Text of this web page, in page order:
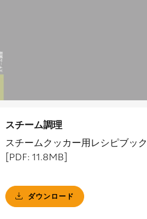
スチーム調理
スチームクッカー用レシピブック
[PDF: 11.8MB]
ダウンロード